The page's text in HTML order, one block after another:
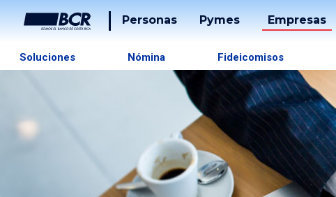
Personas
Tarjetas
Préstamos
Puntos
Tucán
Pymes
Tarjetas
Préstamos
Banca
Desarrollo
Soluciones
De
Pago
Empresas
Soluciones Nómina Fideicomisos